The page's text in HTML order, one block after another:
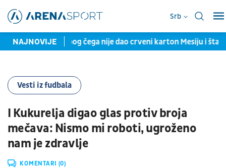
Srb
NAJNOVIJE
otkrio zbog čega nije dao crveni karton Mesiju i šta mu je
Vesti iz fudbala
I Kukurelja digao glas protiv broja
mečava: Nismo mi roboti, ugroženo
nam je zdravlje
KOMENTARI (0)